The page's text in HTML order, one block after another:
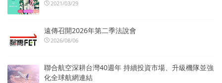
2021/03/29
遠傳召開2026年第二季法說會
2026/08/06
聯合航空深耕台灣40週年 持續投資市場、升級機隊並強
化全球航網連結